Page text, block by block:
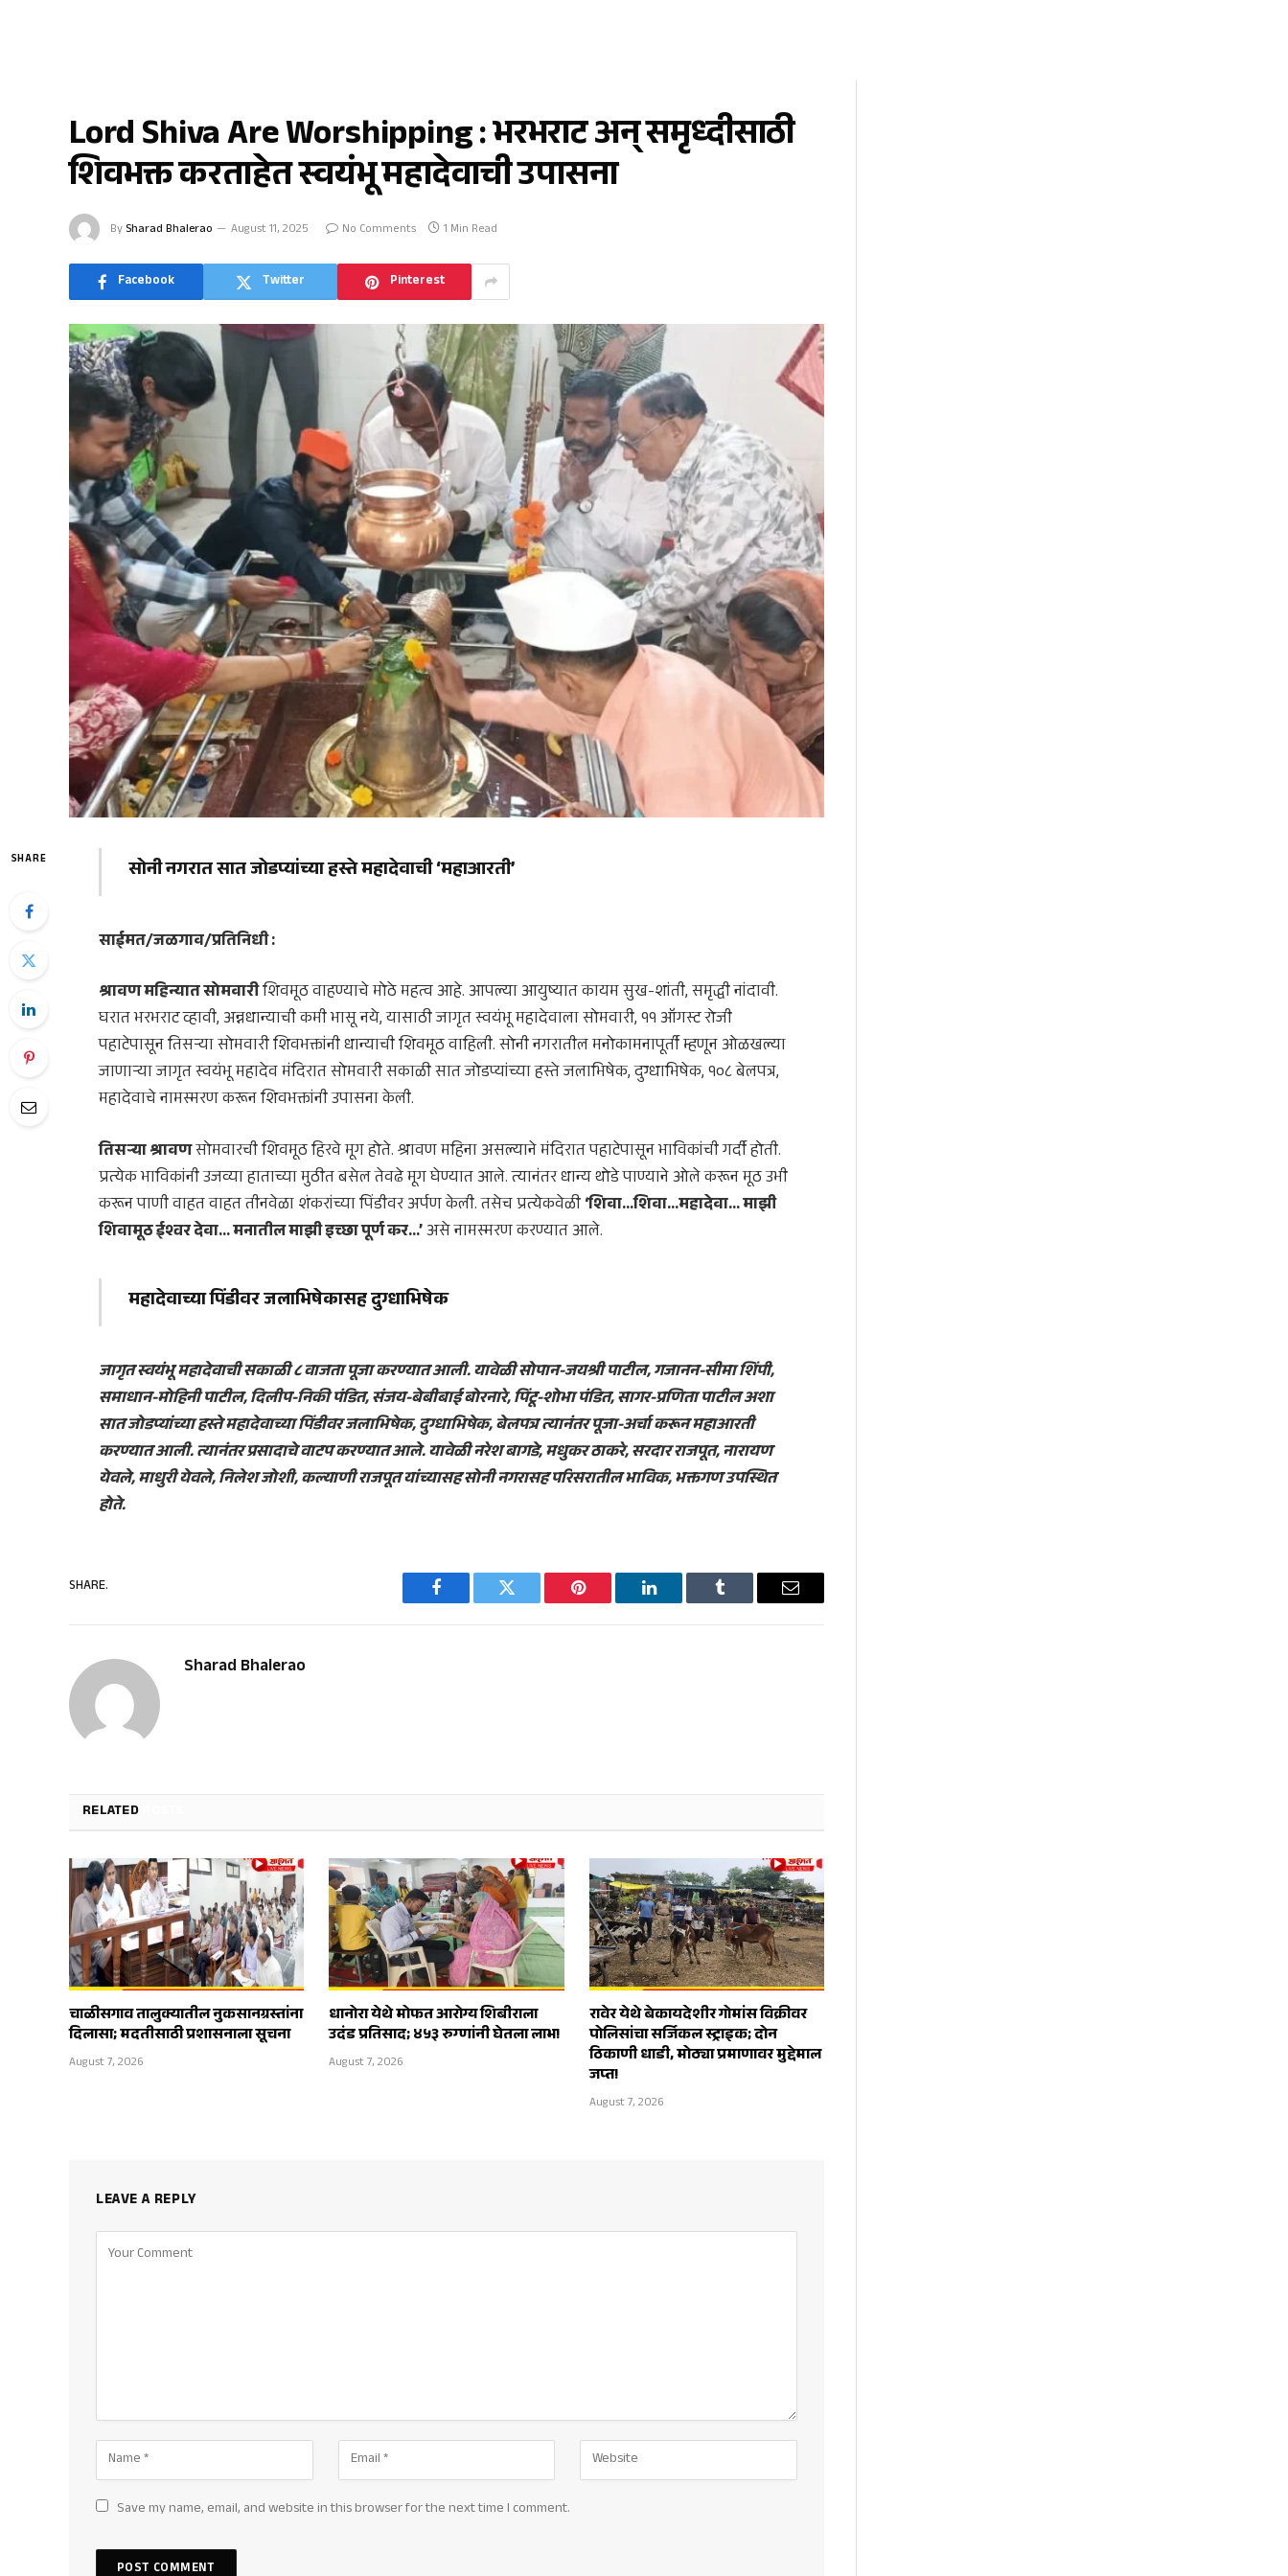
Lord Shiva Are Worshipping : भरभराट अन्‌ समृध्दीसाठी
शिवभक्त करताहेत स्वयंभू महादेवाची उपासना
By Sharad Bhalerao August 11, 2025 No Comments 1 Min Read
Facebook Twitter Pinterest
SHARE सोनी नगरात सात जोडप्यांच्या हस्ते महादेवाची ‘महाआरती’
साईमत/जळगाव/प्रतिनिधी :
श्रावण महिन्यात सोमवारीशिवमूठ वाहण्याचे मोठे महत्व आहे. आपल्या आयुष्यात कायम सुख-शांती, समृद्धी नांदावी.
घरात भरभराट व्हावी, अन्नधान्याची कमी भासू नये, यासाठी जागृत स्वयंभू महादेवाला सोमवारी, ११ ऑगस्ट रोजी
पहाटेपासून तिसऱ्या सोमवारी शिवभक्तांनी धान्याची शिवमूठ वाहिली. सोनी नगरातील मनोकामनापूर्ती म्हणून ओळखल्या
जाणाऱ्या जागृत स्वयंभू महादेव मंदिरात सोमवारी सकाळी सात जोडप्यांच्या हस्ते जलाभिषेक, दुग्धाभिषेक, १०८ बेलपत्र,
महादेवाचे नामस्मरण करून शिवभक्तांनी उपासना केली.
तिसऱ्या श्रावणसोमवारची शिवमूठ हिरवे मूग होते. श्रावण महिना असल्याने मंदिरात पहाटेपासून भाविकांची गर्दी होती.
प्रत्येक भाविकांनी उजव्या हाताच्या मुठीत बसेल तेवढे मूग घेण्यात आले. त्यानंतर धान्य थोडे पाण्याने ओले करून मूठ उभी
करून पाणी वाहत वाहत तीनवेळा शंकरांच्या पिंडीवर अर्पण केली. तसेच प्रत्येकवेळी‘शिवा…शिवा…महादेवा… माझी
शिवामूठ ईश्वर देवा… मनातील माझी इच्छा पूर्ण कर…’असे नामस्मरण करण्यात आले.
महादेवाच्या पिंडीवर जलाभिषेकासह दुग्धाभिषेक
जागृत स्वयंभू महादेवाची सकाळी ८ वाजता पूजा करण्यात आली. यावेळी सोपान-जयश्री पाटील, गजानन-सीमा शिंपी,
समाधान-मोहिनी पाटील, दिलीप-निकी पंडित, संजय-बेबीबाई बोरनारे, पिंटू-शोभा पंडित, सागर-प्रणिता पाटील अशा
सात जोडप्यांच्या हस्ते महादेवाच्या पिंडीवर जलाभिषेक, दुग्धाभिषेक, बेलपत्र त्यानंतर पूजा-अर्चा करून महाआरती
करण्यात आली. त्यानंतर प्रसादाचे वाटप करण्यात आले. यावेळी नरेश बागडे, मधुकर ठाकरे, सरदार राजपूत, नारायण
येवले, माधुरी येवले, निलेश जोशी, कल्याणी राजपूत यांच्यासह सोनी नगरासह परिसरातील भाविक, भक्तगण उपस्थित
होते.
SHARE.
Facebook Twitter Pinterest LinkedIn Tumblr Email
Sharad Bhalerao
RELATED
चाळीसगाव तालुक्यातील नुकसानग्रस्तांना
दिलासा; मदतीसाठी प्रशासनाला सूचना
August 7, 2026
धानोरा येथे मोफत आरोग्य शिबीराला
उदंड प्रतिसाद; ४५३ रुग्णांनी घेतला लाभ!
August 7, 2026
रावेर येथे बेकायदेशीर गोमांस विक्रीवर
पोलिसांचा सर्जिकल स्ट्राइक; दोन
ठिकाणी धाडी, मोठ्या प्रमाणावर मुद्देमाल
जप्त!
August 7, 2026
LEAVE A REPLY
Save my name, email, and website in this browser for the next time I comment.